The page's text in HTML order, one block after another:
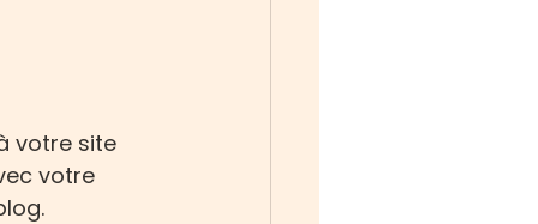
votre site
votre